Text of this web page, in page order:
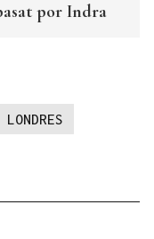
por Indra
LONDRES